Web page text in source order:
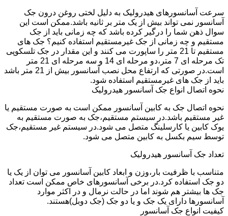
سرعت آسانسورهای هیدرولیک به دلیل لختی روغن درون جک
آسانسور نمی تواند بیش از یک متر بر ثانیه باشد.ممکن است این
سوال ذهن شما را درگیر کرده باشد که چه زمانی باید از جک
مستقیم و چه زمانی از جک غیرمستقیم استفاده کنیم؟ جک های
مستقیم تا 21 متر را ساپورت می کنند و این مقدار در جک تلسکوپی
تک مرحله ای 7 متر،دو مرحله ای 14 و سه مرحله ای 21 متر
است.در صورتی که ارتفاع محل نصب آسانسور بیش از 21 متر باشد
باید از جک های غیرمستقیم استفاده شود.
نحوه اتصال انواع جک آسانسور هیدرولیک
نحوه اتصال جک به کابین آسانسور ممکن است به صورت مستقیم یا
غیر مستقیم باشد.در سیستم مستقیم،جک به صورت مستقیم به
یوک کابین یا کارسلینگ متصل می شود.در سیستم غیر مستقیم،جک
توسط سیم بکسل به کابین متصل می شود.
تعداد جک آسانسور هیدرولیک
متناسب با ظرفیت بار،وزن و ابعاد کابین آسانسور می توان از یک یا
دو جک استفاده کرد.در برخی آسانسورهای خاص ممکن است تعداد
جک ها بیشتر هم شوند اما در حالت نرمال و در اکثر موارد
آسانسورها دارای یک جک و یا دو جک (جک دوبل)هستند.
کیفیت انواع جک آسانسور